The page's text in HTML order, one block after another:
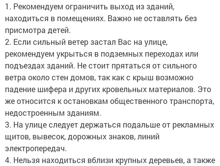
1. Рекомендуем ограничить выход из зданий,
находиться в помещениях. Важно не оставлять без
присмотра детей.
2. Если сильный ветер застал Вас на улице,
рекомендуем укрыться в подземных переходах или
подъездах зданий. Не стоит прятаться от сильного
ветра около стен домов, так как с крыш возможно
падение шифера и других кровельных материалов. Это
же относится к остановкам общественного транспорта,
недостроенным зданиям.
3. На улице следует держаться подальше от рекламных
щитов, вывесок, дорожных знаков, линий
электропередач.
4. Нельзя находиться вблизи крупных деревьев, а также